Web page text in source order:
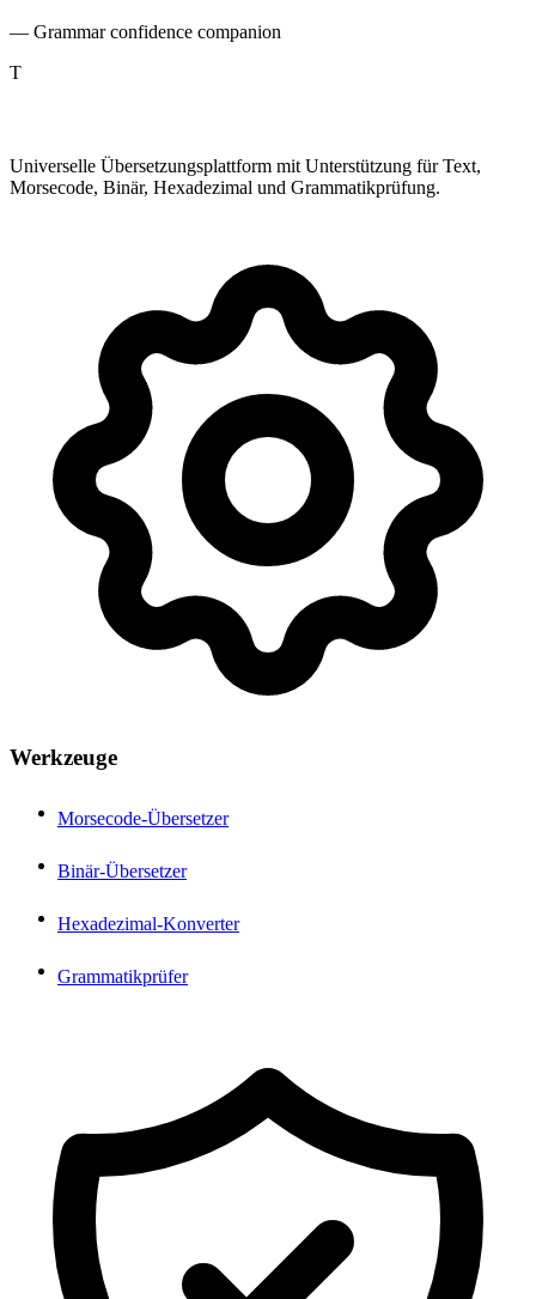
— Grammar confidence companion
T
Universelle Übersetzungsplattform mit Unterstützung für Text,
Morsecode, Binär, Hexadezimal und Grammatikprüfung.
Werkzeuge
Morsecode-Übersetzer
Binär-Übersetzer
Hexadezimal-Konverter
Grammatikprüfer